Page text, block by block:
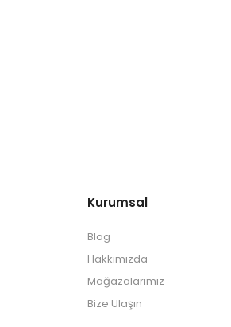
Kurumsal
Blog
Hakkımızda
Mağazalarımız
Bize Ulaşın